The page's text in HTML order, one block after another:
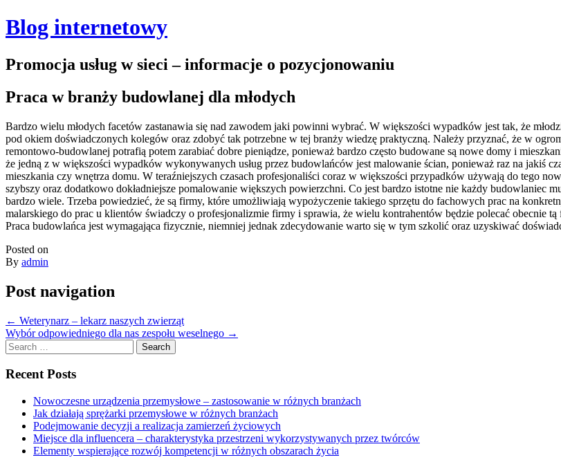
Blog internetowy
Promocja usług w sieci – informacje o pozycjonowaniu
Praca w branży budowlanej dla młodych
Bardzo wielu młodych facetów zastanawia się nad zawodem jaki powinni wybrać. W większości wypadków jest tak, że
pod okiem doświadczonych kolegów oraz zdobyć tak potrzebne w tej branży wiedzę praktyczną. Należy przyznać, że w
remontowo-budowlanej potrafią potem zarabiać dobre pieniądze, ponieważ bardzo często budowane są nowe domy i
że jedną z w większości wypadków wykonywanych usług przez budowlańców jest malowanie ścian, ponieważ raz na jakiś
mieszkania czy wnętrza domu. W teraźniejszych czasach profesjonaliści coraz w większości przypadków używają do tego
szybszy oraz dodatkowo dokładniejsze pomalowanie większych powierzchni. Co jest bardzo istotne nie każdy budowlaniec
bardzo wiele. Trzeba powiedzieć, że są firmy, które umożliwiają wypożyczenie takiego sprzętu do fachowych prac na
malarskiego do prac u klientów świadczy o profesjonalizmie firmy i sprawia, że wielu kontrahentów będzie polecać obecnie
Praca budowlańca jest wymagająca fizycznie, niemniej jednak zdecydowanie warto się w tym szkolić oraz uzyskiwać
Posted on
By admin
Post navigation
← Weterynarz – lekarz naszych zwierząt
Wybór odpowiedniego dla nas zespołu weselnego →
Search
for:
Recent Posts
Nowoczesne urządzenia przemysłowe – zastosowanie w różnych branżach
Jak działają sprężarki przemysłowe w różnych branżach
Podejmowanie decyzji a realizacja zamierzeń życiowych
Miejsce dla influencera – charakterystyka przestrzeni wykorzystywanych przez twórców
Elementy wspierające rozwój kompetencji w różnych obszarach życia